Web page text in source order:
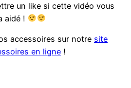
un like si cette vidéo vous
aidé !
accessoires sur notre site
en ligne !